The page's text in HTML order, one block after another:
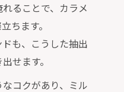
ることで、カラメ
ちます。
も、こうした抽出
せます。
コクがあり、ミル